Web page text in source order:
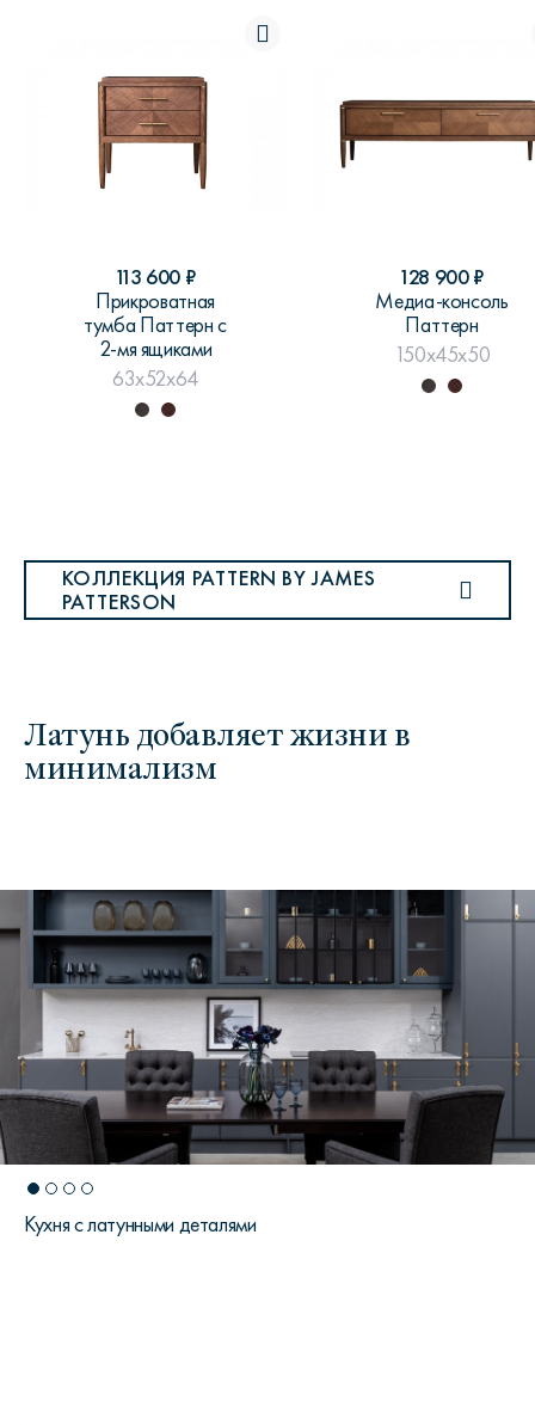
113 600 ₽
Прикроватная
тумба Паттерн с
2-мя ящиками
63x52x64
128 900₽
Медиа-консоль
Паттерн
150x45x50
КОЛЛЕКЦИЯ PATTERN BY JAMES
PATTERSON
Латунь добавляет жизни в
минимализм
Кухня с латунными деталями